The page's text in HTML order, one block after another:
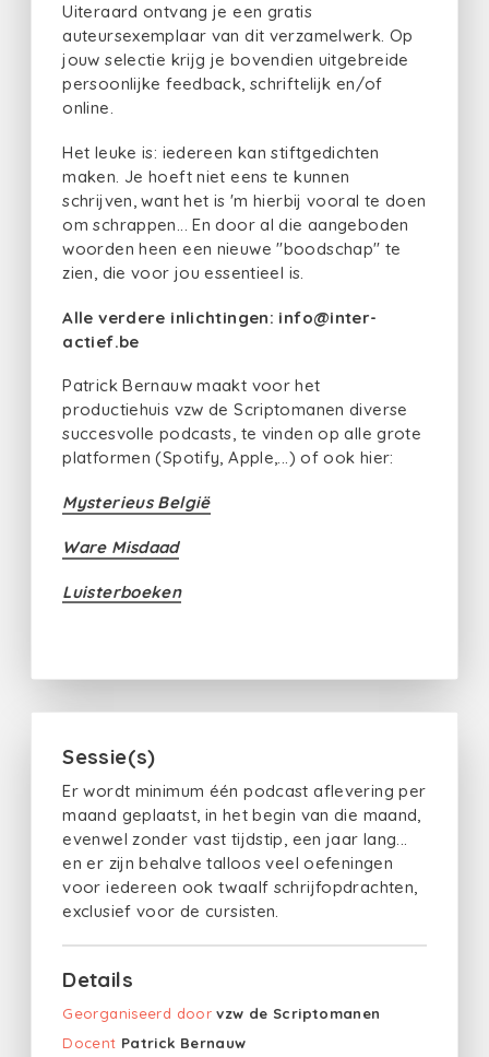
Uiteraard ontvang je een gratis
auteursexemplaar van dit verzamelwerk. Op
jouw selectie krijg je bovendien uitgebreide
persoonlijke feedback, schriftelijk en/of
online.
Het leuke is: iedereen kan stiftgedichten
maken. Je hoeft niet eens te kunnen
schrijven, want het is 'm hierbij vooral te doen
om schrappen... En door al die aangeboden
woorden heen een nieuwe "boodschap" te
zien, die voor jou essentieel is.
Alle verdere inlichtingen: info@inter-
actief.be
Patrick Bernauw maakt voor het
productiehuis vzw de Scriptomanen diverse
succesvolle podcasts, te vinden op alle grote
platformen (Spotify, Apple,...) of ook hier:
Mysterieus België
Ware Misdaad
Luisterboeken
Sessie(s)
Er wordt minimum één podcast aflevering per
maand geplaatst, in het begin van die maand,
evenwel zonder vast tijdstip, een jaar lang...
en er zijn behalve talloos veel oefeningen
voor iedereen ook twaalf schrijfopdrachten,
exclusief voor de cursisten.
Details
Georganiseerd door vzw de Scriptomanen
Docent Patrick Bernauw